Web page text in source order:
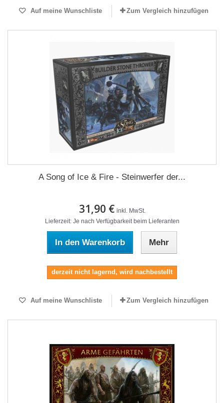
Auf meine Wunschliste Zum Vergleich hinzufügen
A Song of Ice & Fire - Steinwerfer der...
31,90 € inkl. MwSt.
Lieferzeit: Je nach Verfügbarkeit beim Lieferanten
In den Warenkorb Mehr
derzeit nicht lagernd, wird nachbestellt
Auf meine Wunschliste Zum Vergleich hinzufügen